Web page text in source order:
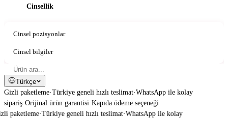
Cinsellik
Cinsel pozisyonlar
Cinsel bilgiler
Türkçe
Gizli paketleme·Türkiye geneli hızlı teslimat·WhatsApp ile kolay
sipariş·Orijinal ürün garantisi·Kapıda ödeme seçeneği·
paketleme·Türkiye geneli hızlı teslimat·WhatsApp ile kolay